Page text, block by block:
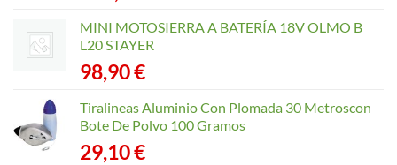
MINI MOTOSIERRA A BATERÍA 18V OLMO B
L20 STAYER
98,90€
Tiralineas Aluminio Con Plomada 30 Metroscon
Bote De Polvo 100 Gramos
29,10€